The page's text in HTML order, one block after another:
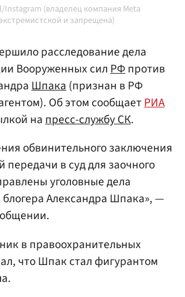
Instagram (владелец компания Meta
и запрещена)
расследование дела
Вооруженных силРФпротив
Шпака(признан в РФ
Об этом сообщаетРИА
напресс-службу СК.
обвинительного заключения
в суд для заочного
уголовные дела
Александра Шпака», —
в правоохранительных
что Шпак стал фигурантом